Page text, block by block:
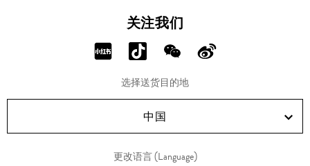
关注我们
分
RED!
分
享
Douyin!
分
享
WeChat!
分
Weibo!
选择送货目的地
中国
更改语言 (Language)